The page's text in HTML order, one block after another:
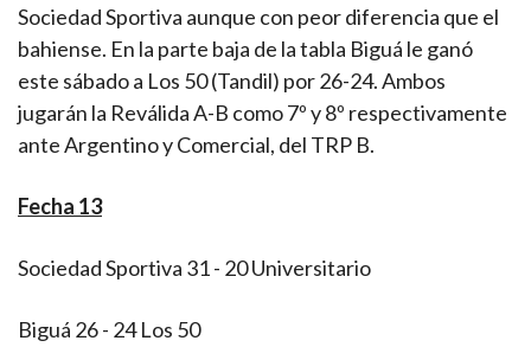
Sociedad Sportiva aunque con peor diferencia que el
bahiense. En la parte baja de la tabla Biguá le ganó
este sábado a Los 50 (Tandil) por 26-24. Ambos
jugarán la Reválida A-B como 7º y 8º respectivamente
ante Argentino y Comercial, del TRP B.
Fecha 13
Sociedad Sportiva 31 - 20 Universitario
Biguá 26 - 24 Los 50